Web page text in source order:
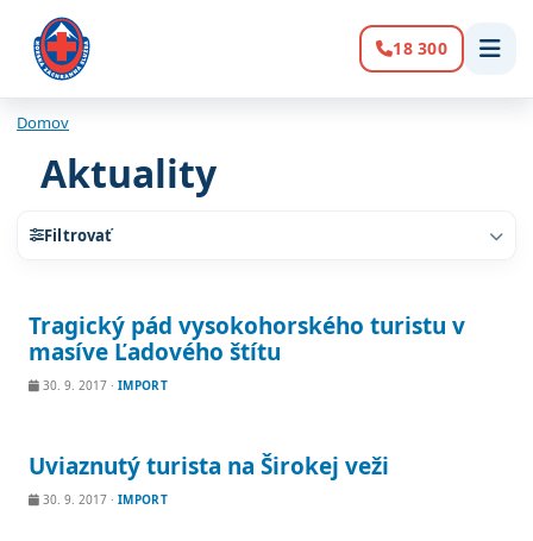
Volanie:
18 300
Domov
Aktuality
Filtrovať
Zoznam článkov
Tragický pád vysokohorského turistu v
masíve Ľadového štítu
30. 9. 2017 · IMPORT
Uviaznutý turista na Širokej veži
30. 9. 2017 · IMPORT